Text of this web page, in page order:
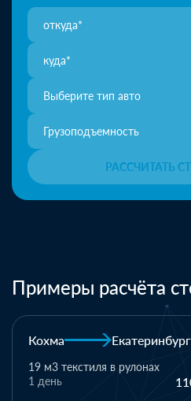
Выберите тип авто
Грузоподъемность
РАССЧИТАТЬ
Примеры расчёта
Москва Казань
Оборудование и
1 день